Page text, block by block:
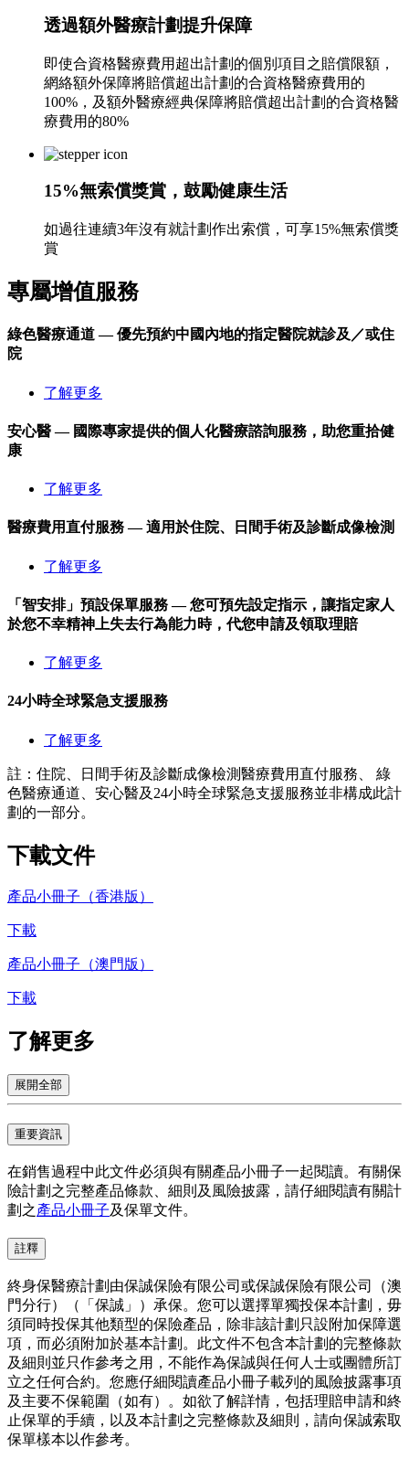
透過額外醫療計劃提升保障
即使合資格醫療費用超出計劃的個別項目之賠償限額，
網絡額外保障將賠償超出計劃的合資格醫療費用的
100%，及額外醫療經典保障將賠償超出計劃的合資格醫
療費用的80%
15%無索償獎賞，鼓勵健康生活
如過往連續3年沒有就計劃作出索償，可享15%無索償獎
賞
專屬增值服務
綠色醫療通道 — 優先預約中國內地的指定醫院就診及／或住
院
了解更多
安心醫 — 國際專家提供的個人化醫療諮詢服務，助您重拾健
康
了解更多
醫療費用直付服務 — 適用於住院、日間手術及診斷成像檢測
了解更多
「智安排」預設保單服務 — 您可預先設定指示，讓指定家人
於您不幸精神上失去行為能力時，代您申請及領取理賠
了解更多
24小時全球緊急支援服務
了解更多
註：住院、日間手術及診斷成像檢測醫療費用直付服務、 綠
色醫療通道、安心醫及24小時全球緊急支援服務並非構成此計
劃的一部分。
下載文件
產品小冊子（香港版）
下載
產品小冊子（澳門版）
下載
了解更多
展開全部
重要資訊
在銷售過程中此文件必須與有關產品小冊子一起閱讀。有關保
險計劃之完整產品條款、細則及風險披露，請仔細閱讀有關計
劃之產品小冊子及保單文件。
註釋
終身保醫療計劃由保誠保險有限公司或保誠保險有限公司（澳
門分行）（「保誠」）承保。您可以選擇單獨投保本計劃，毋
須同時投保其他類型的保險產品，除非該計劃只設附加保障選
項，而必須附加於基本計劃。此文件不包含本計劃的完整條款
及細則並只作參考之用，不能作為保誠與任何人士或團體所訂
立之任何合約。您應仔細閱讀產品小冊子載列的風險披露事項
及主要不保範圍（如有）。如欲了解詳情，包括理賠申請和終
止保單的手續，以及本計劃之完整條款及細則，請向保誠索取
保單樣本以作參考。